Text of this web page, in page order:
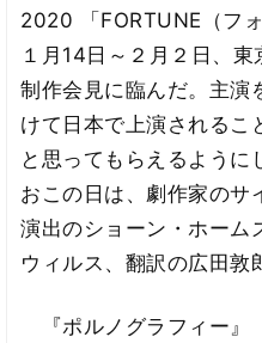
2020 「FORTUNE（フ
１月14日～２月２日、東
制作会見に臨んだ。主演
けて日本で上演されるこ
と思ってもらえるように
おこの日は、劇作家のサ
演出のショーン・ホーム
ウィルス、翻訳の広田敦
『ポルノグラフィー』